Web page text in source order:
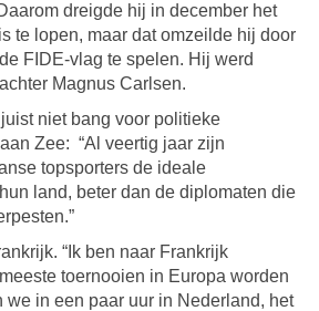
dreigde hij in december het
te lopen, maar dat omzeilde hij door
FIDE-vlag te spelen. Hij werd
Magnus Carlsen.
niet bang voor politieke
Zee: “Al veertig jaar zijn
topsporters de ideale
land, beter dan de diplomaten die
“Ik ben naar Frankrijk
toernooien in Europa worden
we in een paar uur in Nederland, het